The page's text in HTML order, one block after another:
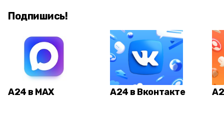
Подпишись!
А24 в MAX А24 в Вконтакте